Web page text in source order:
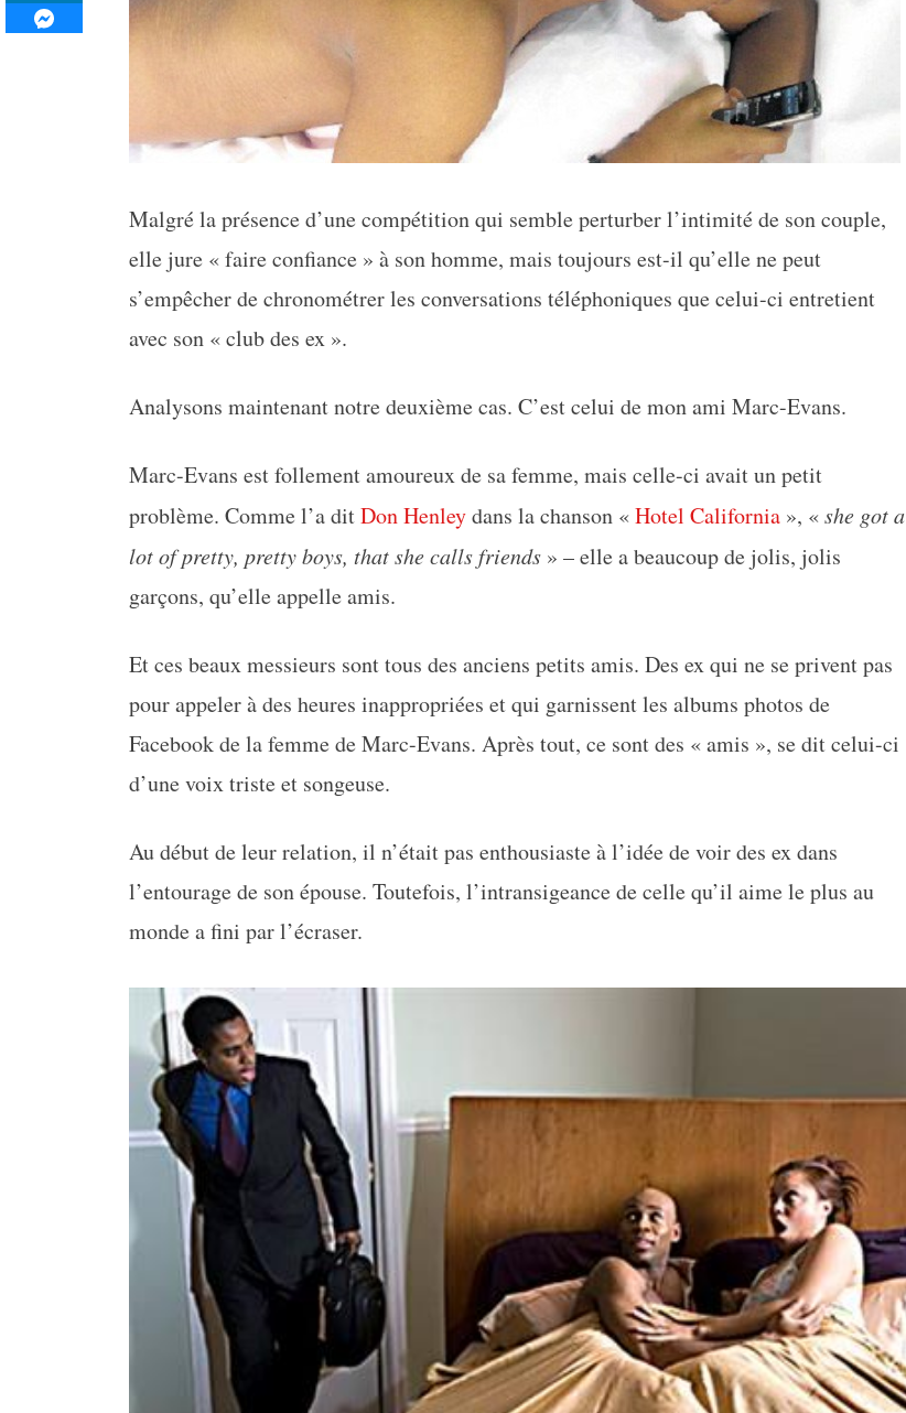
Malgré la présence d’une compétition qui semble perturber l’intimité de son couple,
elle jure « faire confiance » à son homme, mais toujours est-il qu’elle ne peut
s’empêcher de chronométrer les conversations téléphoniques que celui-ci entretient
avec son « club des ex ».
Analysons maintenant notre deuxième cas. C’est celui de mon ami Marc-Evans.
Marc-Evans est follement amoureux de sa femme, mais celle-ci avait un petit
problème. Comme l’a ditDon Henleydans la chanson «Hotel California», «she got a
lot of pretty, pretty boys, that she calls friends» – elle a beaucoup de jolis, jolis
garçons, qu’elle appelle amis.
Et ces beaux messieurs sont tous des anciens petits amis. Des ex qui ne se privent pas
pour appeler à des heures inappropriées et qui garnissent les albums photos de
Facebook de la femme de Marc-Evans. Après tout, ce sont des « amis », se dit celui-ci
d’une voix triste et songeuse.
Au début de leur relation, il n’était pas enthousiaste à l’idée de voir des ex dans
l’entourage de son épouse. Toutefois, l’intransigeance de celle qu’il aime le plus au
monde a fini par l’écraser.